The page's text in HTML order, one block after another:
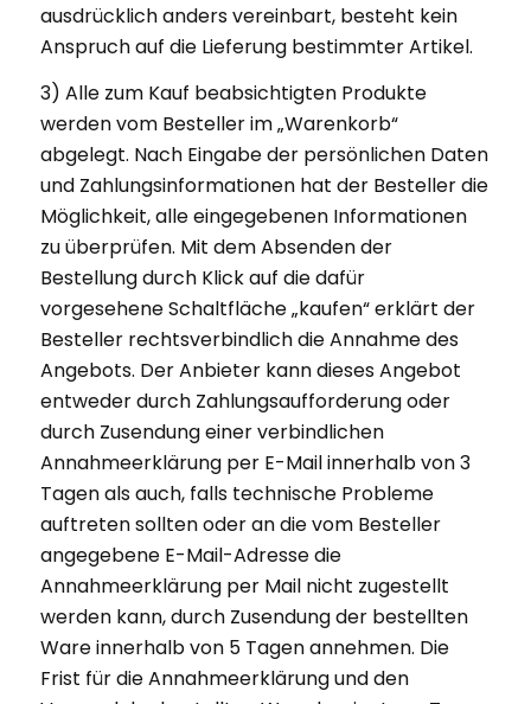
ausdrücklich anders vereinbart, besteht kein
Anspruch auf die Lieferung bestimmter Artikel.
3) Alle zum Kauf beabsichtigten Produkte
werden vom Besteller im „Warenkorb“
abgelegt. Nach Eingabe der persönlichen Daten
und Zahlungsinformationen hat der Besteller die
Möglichkeit, alle eingegebenen Informationen
zu überprüfen. Mit dem Absenden der
Bestellung durch Klick auf die dafür
vorgesehene Schaltfläche „kaufen“ erklärt der
Besteller rechtsverbindlich die Annahme des
Angebots. Der Anbieter kann dieses Angebot
entweder durch Zahlungsaufforderung oder
durch Zusendung einer verbindlichen
Annahmeerklärung per E-Mail innerhalb von 3
Tagen als auch, falls technische Probleme
auftreten sollten oder an die vom Besteller
angegebene E-Mail-Adresse die
Annahmeerklärung per Mail nicht zugestellt
werden kann, durch Zusendung der bestellten
Ware innerhalb von 5 Tagen annehmen. Die
Frist für die Annahmeerklärung und den